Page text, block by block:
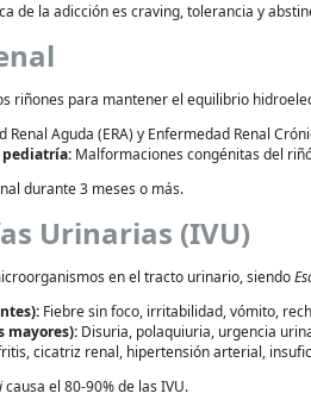
de la adicción es craving, tolerancia y
riñones para mantener el equilibrio
Renal Aguda (ERA) y Enfermedad Renal
pediatría: Malformaciones congénitas del
durante 3 meses o más.
Urinarias (IVU)
en el tracto urinario, siendo
Fiebre sin foco, irritabilidad, vómito,
mayores): Disuria, polaquiuria, urgencia
cicatriz renal, hipertensión arterial,
causa el 80-90% de las IVU.